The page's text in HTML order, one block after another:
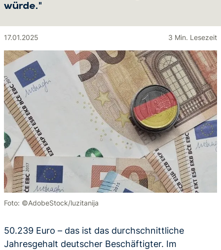
würde."
17.01.2025 3 Min. Lesezeit
Foto: ©AdobeStock/luzitanija
50.239 Euro – das ist das durchschnittliche
Jahresgehalt deutscher Beschäftigter. Im